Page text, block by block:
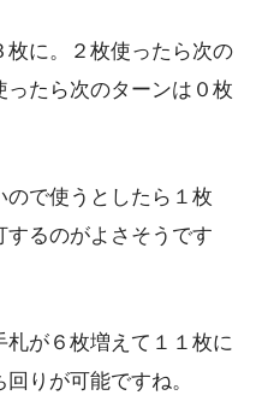
枚に。２枚使ったら次の
たら次のターンは０枚
で使うとしたら１枚
るのがよさそうです
が６枚増えて１１枚に
りが可能ですね。